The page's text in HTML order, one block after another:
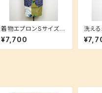
着物エプロンSサイズ
【急な来客にもお洒落
にすぐ対応★】贈り物に
も大人気！
¥7,700
洗え
イズ
落に
にも